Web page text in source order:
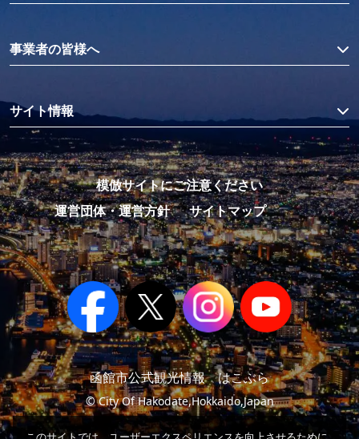
事業者の皆様へ
サイト情報
模倣サイトにご注意ください
運営団体・運営方針
サイトマップ
函館市公式観光情報 はこぶら
© City Of Hakodate,Hokkaido,Japan